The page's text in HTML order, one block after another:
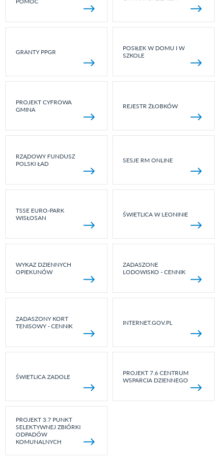
GRANTY PPGR
POSIŁEK W DOMU I W
SZKOLE
PROJEKT CYFROWA
GMINA
REJESTR ŻŁOBKÓW
RZĄDOWY FUNDUSZ
POLSKI ŁAD
SESJE RM ONLINE
TSSE EURO-PARK
WISŁOSAN
ŚWIETLICA W LEONINIE
WYKAZ DZIENNYCH
OPIEKUNÓW
ZADASZONE
LODOWISKO - CENNIK
ZADASZONY KORT
TENISOWY - CENNIK
INTERNET.GOV.PL
ŚWIETLICA ZADOLE
PROJEKT 7.6 CENTRUM
WSPARCIA DZIENNEGO
PROJEKT 3.7 PUNKT
SELEKTYWNEJ ZBIÓRKI
ODPADÓW
KOMUNALNYCH